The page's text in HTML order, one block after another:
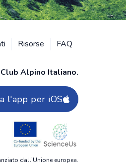
Risorse FAQ
Alpino Italiano.
l'app per iOS
dall’Unione europea.